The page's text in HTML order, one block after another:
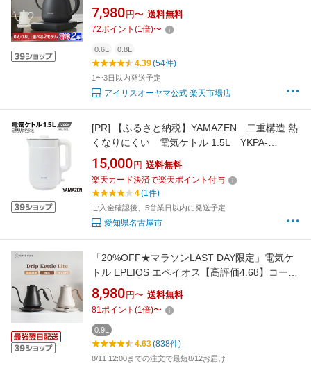
ドリップケトル IKE-C601T-HA IKE-C601T-CW
IKE-C800T ケトル 電気ケトル 電気 電気ポット
[安心延長保証対象]
7,980 円〜 送料無料
72ポイント (1倍)〜
0.6L 0.8L
4.39(54件)
1〜3日以内発送予定
アイリスオーヤマ公式 楽天市場店
[PR]
【ふるさと納税】YAMAZEN 二重構造 熱
くなりにくい 電気ケトル 1.5L YKPA-
1215(W)/ 山善 電気ケトル ケトル 湯沸かし器
湯沸かしポット キッチン 新生活 家電 おしゃれ
小型 一人暮らし ギフト プレゼント 贈り物 人気
15,000 円 送料無料
楽天カード決済で楽天ポイント付与
4(1件)
ご入金確認後、5営業日以内に発送予定
愛知県名古屋市
「20%OFF★マラソンLAST DAY限定」電気ケ
トル EPEIOS エペイオス【高評価4.68】コーヒ
ーケトル 0.9L｜1℃単位温度調節＆保温機能付
き 細口 ステンレス製 ドリップケトル 空焚き防
止 おしゃれデザイン 湯沸かし やかん 電気ポッ
ト（Lite）
8,980 円〜 送料無料
81ポイント (1倍)〜
0.9L
4.63(838件)
8/11 12:00までの注文で最短8/12お届け